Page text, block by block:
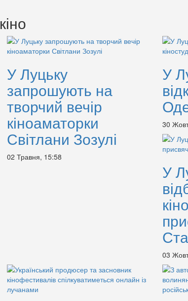
кіно
У Луцьку
запрошують на
творчий вечір
кіноаматорки
Світлани Зозулі
02 Травня, 15:58
У
30
У
03